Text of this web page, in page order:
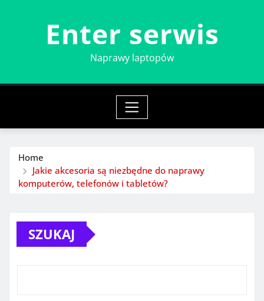
Enter serwis
Naprawy laptopów
Home
Jakie akcesoria są niezbędne do naprawy
komputerów, telefonów i tabletów?
SZUKAJ